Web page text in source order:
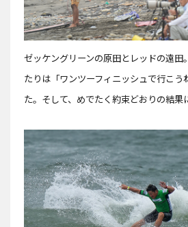
ゼッケングリーンの原田とレッドの遠田
たりは「ワンツーフィニッシュで行こう
た。そして、めでたく約束どおりの結果